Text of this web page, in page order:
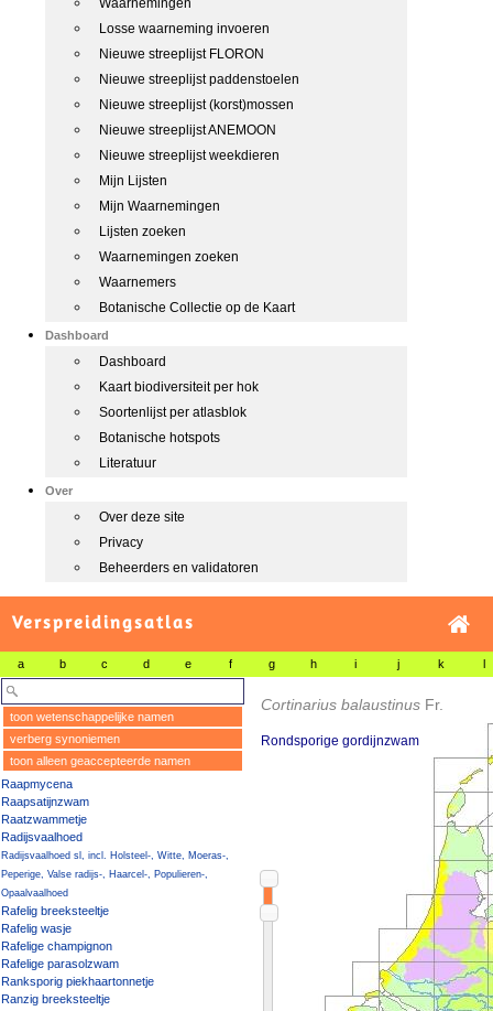
Waarnemingen
Losse waarneming invoeren
Nieuwe streeplijst FLORON
Nieuwe streeplijst paddenstoelen
Nieuwe streeplijst (korst)mossen
Nieuwe streeplijst ANEMOON
Nieuwe streeplijst weekdieren
Mijn Lijsten
Mijn Waarnemingen
Lijsten zoeken
Waarnemingen zoeken
Waarnemers
Botanische Collectie op de Kaart
Dashboard
Dashboard
Kaart biodiversiteit per hok
Soortenlijst per atlasblok
Botanische hotspots
Literatuur
Over
Over deze site
Privacy
Beheerders en validatoren
Verspreidingsatlas
a b c d e f g h i j k l
toon wetenschappelijke namen
verberg synoniemen
toon alleen geaccepteerde namen
Raapmycena
Raapsatijnzwam
Raatzwammetje
Radijsvaalhoed
Radijsvaalhoed sl, incl. Holsteel-, Witte, Moeras-,
Peperige, Valse radijs-, Haarcel-, Populieren-,
Opaalvaalhoed
Rafelig breeksteeltje
Rafelig wasje
Rafelige champignon
Rafelige parasolzwam
Ranksporig piekhaartonnetje
Ranzig breeksteeltje
Cortinarius balaustinus Fr.
Rondsporige gordijnzwam